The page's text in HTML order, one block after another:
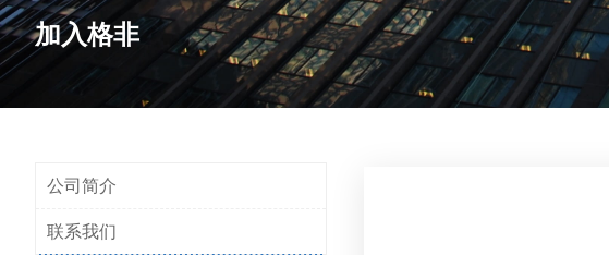
加入格非
公司简介
联系我们